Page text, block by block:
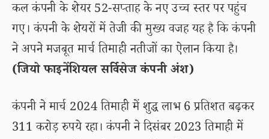
कल कंपनी के शेयर 52-सप्ताह के नए उच्च स्तर पर पहुंच
गए। कंपनी के शेयरों में तेजी की मुख्य वजह यह है कि कंपनी
ने अपने मजबूत मार्च तिमाही नतीजों का ऐलान किया है।
(जियो फाइनेंशियल सर्विसेज कंपनी अंश)
कंपनी ने मार्च 2024 तिमाही में शुद्ध लाभ 6 प्रतिशत बढ़कर
311 करोड़ रुपये रहा। कंपनी ने दिसंबर 2023 तिमाही में